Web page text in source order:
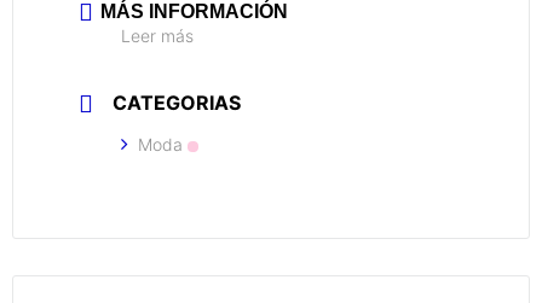
MÁS INFORMACIÓN
Leer más
CATEGORIAS
Moda